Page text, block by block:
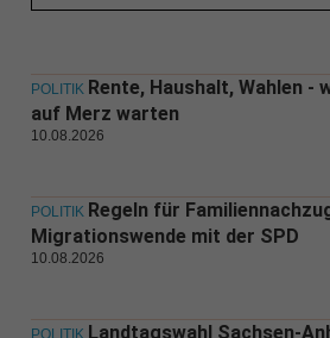
POLITIK Rente, Haushalt, Wahlen -
auf Merz warten
10.08.2026
POLITIK Regeln für
Migrationswende mit der SPD
10.08.2026
POLITIK Landtagswahl Sachsen-